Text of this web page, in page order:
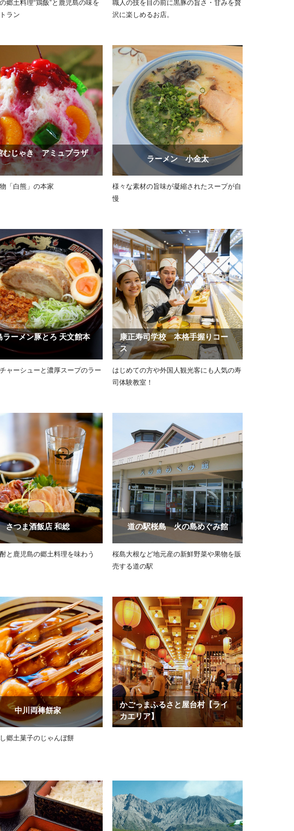
郷土料理“鶏飯”と鹿児島の味を
ラン
職人の技を目の前に黒豚の旨さ・甘みを贅
沢に楽しめるお店。
むじゃき アミュプラザ
「白熊」の本家
ラーメン 小金太
様々な素材の旨味が凝縮されたスープが自
慢
ラーメン豚とろ 天文館本
ャーシューと濃厚スープのラー
康正寿司学校 本格手握りコー
ス
はじめての方や外国人観光客にも人気の寿
司体験教室！
さつま酒飯店 和総
と鹿児島の郷土料理を味わう
道の駅桜島 火の島めぐみ館
桜島大根など地元産の新鮮野菜や果物を販
売する道の駅
中川両棒餅家
郷土菓子のじゃんぼ餅
かごっまふるさと屋台村【ライ
カエリア】